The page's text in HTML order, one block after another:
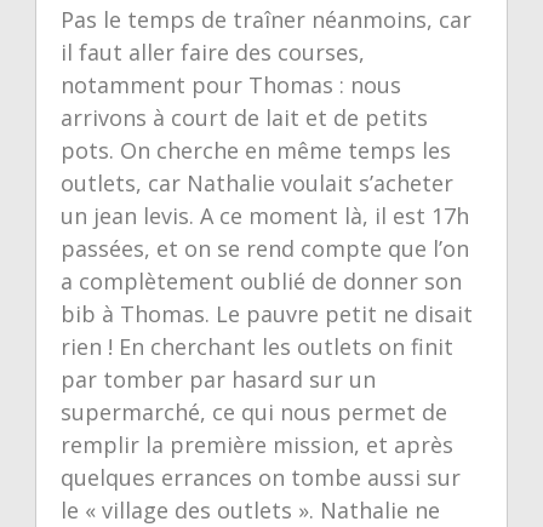
Pas le temps de traîner néanmoins, car
il faut aller faire des courses,
notamment pour Thomas : nous
arrivons à court de lait et de petits
pots. On cherche en même temps les
outlets, car Nathalie voulait s’acheter
un jean levis. A ce moment là, il est 17h
passées, et on se rend compte que l’on
a complètement oublié de donner son
bib à Thomas. Le pauvre petit ne disait
rien ! En cherchant les outlets on finit
par tomber par hasard sur un
supermarché, ce qui nous permet de
remplir la première mission, et après
quelques errances on tombe aussi sur
le « village des outlets ». Nathalie ne